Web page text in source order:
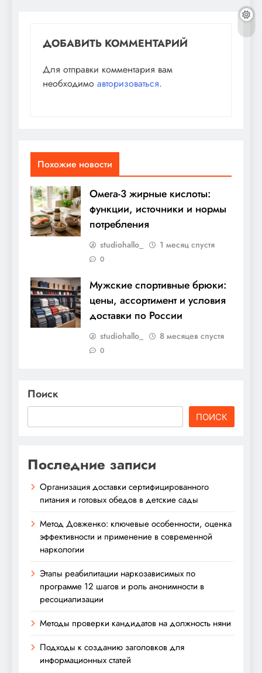
ДОБАВИТЬ КОММЕНТАРИЙ
Для отправки комментария вам
необходимо авторизоваться.
Похожие новости
Омега-3 жирные кислоты:
функции, источники и нормы
потребления
studiohallo_ 1 месяц спустя
0
Мужские спортивные брюки:
цены, ассортимент и условия
доставки по России
studiohallo_ 8 месяцев спустя
0
Поиск
ПОИСК
Последние записи
Организация доставки сертифицированного
питания и готовых обедов в детские сады
Метод Довженко: ключевые особенности, оценка
эффективности и применение в современной
наркологии
Этапы реабилитации наркозависимых по
программе 12 шагов и роль анонимности в
ресоциализации
Методы проверки кандидатов на должность няни
Подходы к созданию заголовков для
информационных статей